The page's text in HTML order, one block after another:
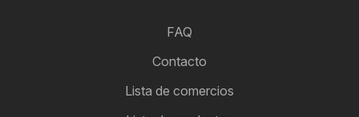
FAQ
Contacto
Lista de comercios